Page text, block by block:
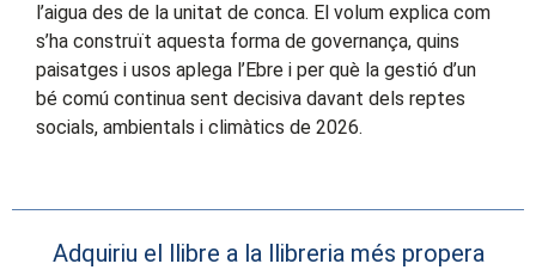
l’aigua des de la unitat de conca. El volum explica com
s’ha construït aquesta forma de governança, quins
paisatges i usos aplega l’Ebre i per què la gestió d’un
bé comú continua sent decisiva davant dels reptes
socials, ambientals i climàtics de 2026.
Adquiriu el llibre a la llibreria més propera